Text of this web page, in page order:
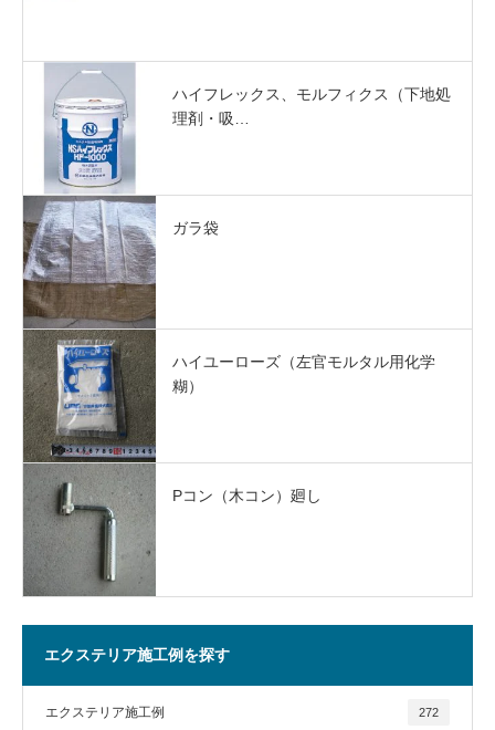
ハイフレックス、モルフィクス（下地処
理剤・吸…
ガラ袋
ハイユーローズ（左官モルタル用化学
糊）
Pコン（木コン）廻し
エクステリア施工例を探す
エクステリア施工例 272